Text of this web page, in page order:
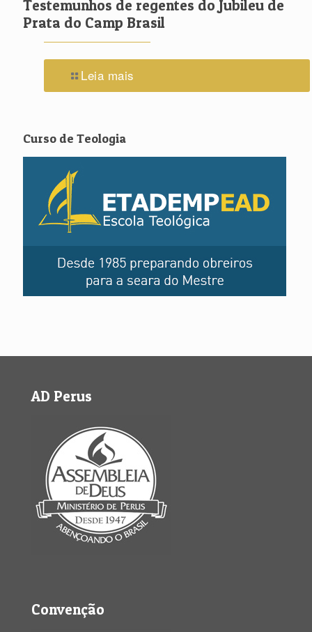
Testemunhos de regentes do Jubileu de
Prata do Camp Brasil
Leia mais
Curso de Teologia
AD Perus
Convenção